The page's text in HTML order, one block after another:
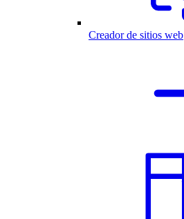
Creador de sitios web